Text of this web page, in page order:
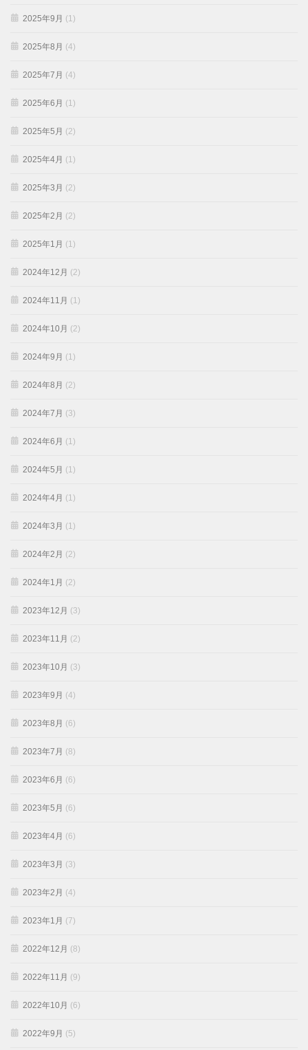
2025年9月 (1)
2025年8月 (4)
2025年7月 (4)
2025年6月 (1)
2025年5月 (2)
2025年4月 (1)
2025年3月 (2)
2025年2月 (2)
2025年1月 (1)
2024年12月 (2)
2024年11月 (1)
2024年10月 (2)
2024年9月 (1)
2024年8月 (2)
2024年7月 (3)
2024年6月 (1)
2024年5月 (1)
2024年4月 (1)
2024年3月 (1)
2024年2月 (2)
2024年1月 (2)
2023年12月 (3)
2023年11月 (2)
2023年10月 (3)
2023年9月 (4)
2023年8月 (6)
2023年7月 (8)
2023年6月 (6)
2023年5月 (6)
2023年4月 (6)
2023年3月 (3)
2023年2月 (4)
2023年1月 (7)
2022年12月 (8)
2022年11月 (9)
2022年10月 (6)
2022年9月 (5)